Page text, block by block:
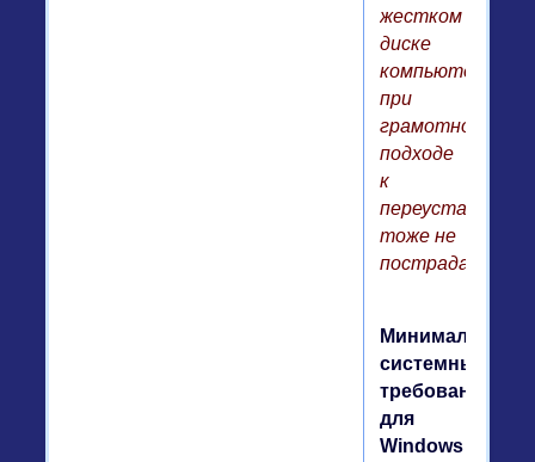
жестком
диске
компьютера,
при
грамотном
подходе
к
переустановке
тоже не
пострадает.
Минимальные
системные
требования
для
Windows